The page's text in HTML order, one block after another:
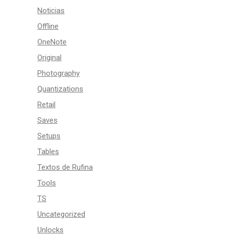
Noticias
Offline
OneNote
Original
Photography
Quantizations
Retail
Saves
Setups
Tables
Textos de Rufina
Tools
TS
Uncategorized
Unlocks